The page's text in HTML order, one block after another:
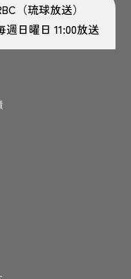
（琉球放送）
週日曜日 11:00放送